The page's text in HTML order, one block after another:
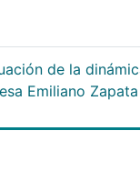
de la
Emiliano